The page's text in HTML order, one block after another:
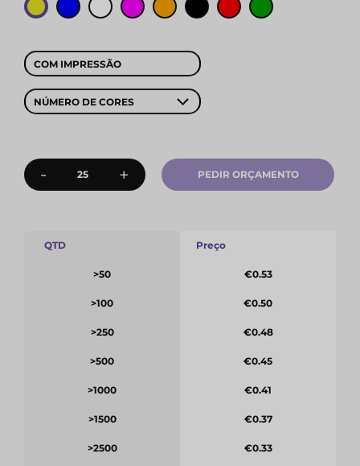
COM IMPRESSÃO
NÚMERO DE CORES
- + PEDIR ORÇAMENTO
QTD
>50
>100
>250
>500
>1000
>1500
>2500
Preço
€0.53
€0.50
€0.48
€0.45
€0.41
€0.37
€0.33